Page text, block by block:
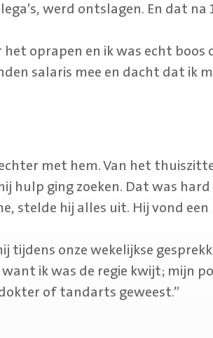
werd ontslagen. En dat
oprapen en ik was echt boos
salaris mee en dacht dat ik
met hem. Van het
hulp ging zoeken. Dat was
stelde hij alles uit. Hij vond
tijdens onze wekelijkse
ik was de regie kwijt; mijn
of tandarts geweest.”